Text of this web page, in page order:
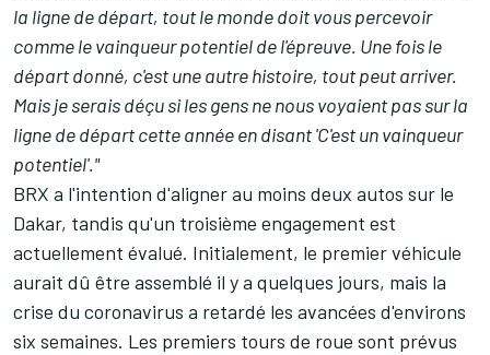
la ligne de départ, tout le monde doit vous percevoir
comme le vainqueur potentiel de l'épreuve. Une fois le
départ donné, c'est une autre histoire, tout peut arriver.
Mais je serais déçu si les gens ne nous voyaient pas sur la
ligne de départ cette année en disant 'C'est un vainqueur
potentiel'."
BRX a l'intention d'aligner au moins deux autos sur le
Dakar, tandis qu'un troisième engagement est
actuellement évalué. Initialement, le premier véhicule
aurait dû être assemblé il y a quelques jours, mais la
crise du coronavirus a retardé les avancées d'environs
six semaines. Les premiers tours de roue sont prévus